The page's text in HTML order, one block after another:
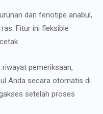
dan fenotipe anabul,
Fitur ini fleksible
pemeriksaan,
Anda secara otomatis di
setelah proses